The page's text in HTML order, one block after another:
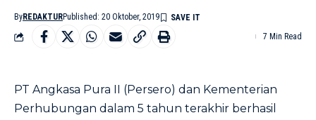
ByREDAKTURPublished: 20 Oktober, 2019
7 Min Read
PT Angkasa Pura II (Persero) dan Kementerian
Perhubungan dalam 5 tahun terakhir berhasil